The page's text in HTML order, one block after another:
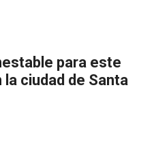
para este
ciudad de Santa